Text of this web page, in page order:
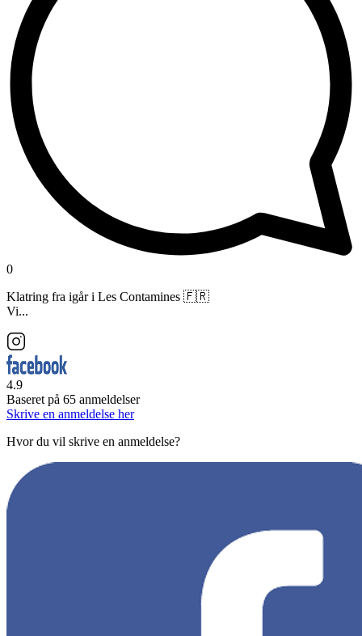
0
Klatring fra igår i Les Contamines 🇫🇷
Vi...
4.9
Baseret på 65 anmeldelser
Skrive en anmeldelse her
Hvor du vil skrive en anmeldelse?